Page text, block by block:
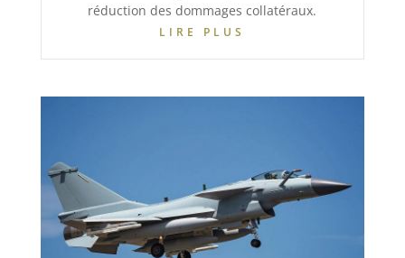
réduction des dommages collatéraux.
LIRE PLUS